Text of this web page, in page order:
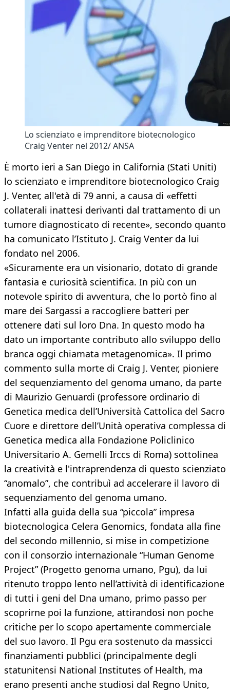
Lo scienziato e imprenditore biotecnologico
Craig Venter nel 2012/ ANSA
È morto ieri a San Diego in California (Stati Uniti)
lo scienziato e imprenditore biotecnologico Craig
J. Venter, all'età di 79 anni, a causa di «effetti
collaterali inattesi derivanti dal trattamento di un
tumore diagnosticato di recente», secondo quanto
ha comunicato l’Istituto J. Craig Venter da lui
fondato nel 2006.
«Sicuramente era un visionario, dotato di grande
fantasia e curiosità scientifica. In più con un
notevole spirito di avventura, che lo portò fino al
mare dei Sargassi a raccogliere batteri per
ottenere dati sul loro Dna. In questo modo ha
dato un importante contributo allo sviluppo dello
branca oggi chiamata metagenomica». Il primo
commento sulla morte di Craig J. Venter, pioniere
del sequenziamento del genoma umano, da parte
di Maurizio Genuardi (professore ordinario di
Genetica medica dell’Università Cattolica del Sacro
Cuore e direttore dell’Unità operativa complessa di
Genetica medica alla Fondazione Policlinico
Universitario A. Gemelli Irccs di Roma) sottolinea
la creatività e l'intraprendenza di questo scienziato
“anomalo”, che contribuì ad accelerare il lavoro di
sequenziamento del genoma umano.
Infatti alla guida della sua “piccola” impresa
biotecnologica Celera Genomics, fondata alla fine
del secondo millennio, si mise in competizione
con il consorzio internazionale “Human Genome
Project” (Progetto genoma umano, Pgu), da lui
ritenuto troppo lento nell’attività di identificazione
di tutti i geni del Dna umano, primo passo per
scoprirne poi la funzione, attirandosi non poche
critiche per lo scopo apertamente commerciale
del suo lavoro. Il Pgu era sostenuto da massicci
finanziamenti pubblici (principalmente degli
statunitensi National Institutes of Health, ma
erano presenti anche studiosi dal Regno Unito,